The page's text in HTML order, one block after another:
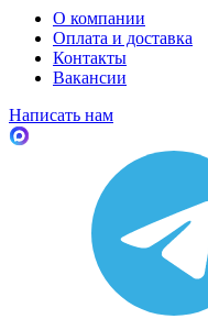
О компании
Оплата и доставка
Контакты
Вакансии
Написать нам